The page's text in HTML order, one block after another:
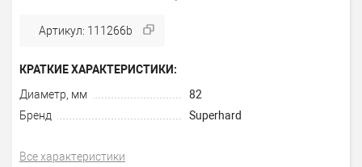
Артикул: 111266b
КРАТКИЕ ХАРАКТЕРИСТИКИ:
Диаметр, мм
82
Бренд
Superhard
Все характеристики